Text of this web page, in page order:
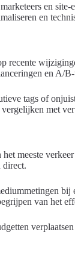
en
en
recente
en A/
tags of
met
meeste
direct.
bij
van het